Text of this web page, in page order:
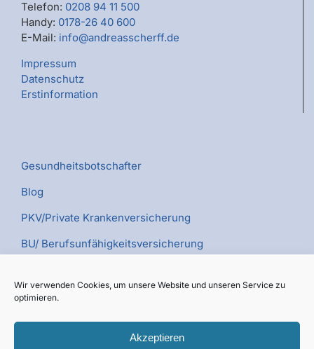
Wir verwenden Cookies, um unsere Website und unseren Service zu
optimieren.
Akzeptieren
Telefon: 0208 94 11 500
Handy: 0178-26 40 600
E-Mail: info@andreasscherff.de
Impressum
Datenschutz
Erstinformation
Gesundheitsbotschafter
Blog
PKV/Private Krankenversicherung
BU/ Berufsunfähigkeitsversicherung
Kümmerer TV